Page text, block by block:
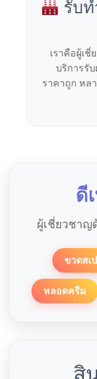
รับ
เราคือผู้เ
บริการรั
ราคาถูก หล
ดี
ผู้เชี่ยวชาญ
ขวดสเ
หลอดครีม
สิ